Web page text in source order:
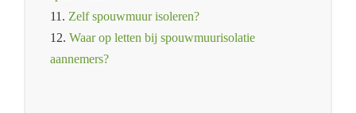
11. Zelf spouwmuur isoleren?
12. Waar op letten bij spouwmuurisolatie
aannemers?